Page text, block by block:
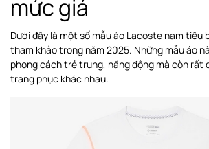
mức giá
Dưới đây là một số mẫu áo Lacoste nam tiêu
tham khảo trong năm 2025. Những mẫu áo
phong cách trẻ trung, năng động mà còn rất
trang phục khác nhau.